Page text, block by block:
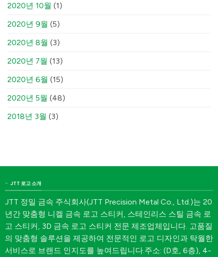
2020년 10월 (1)
2020년 9월 (5)
2020년 8월 (3)
2020년 7월 (13)
2020년 6월 (15)
2020년 5월 (48)
2018년 3월 (3)
JTT 로고 소개
JTT 정밀 금속 주식회사(JTT Precision Metal Co., Ltd.)는 20
년간 맞춤형 니켈 금속 로고 스티커, 스테인리스 스틸 금속 로
고 스티커, 3D 금속 로고 스티커 전문 제조업체입니다. 고품질
의 맞춤형 솔루션을 제공하여 전문적인 로고 디자인과 탁월한
서비스로 브랜드 인지도를 높여드립니다.주소: (D호, 6층), 4-